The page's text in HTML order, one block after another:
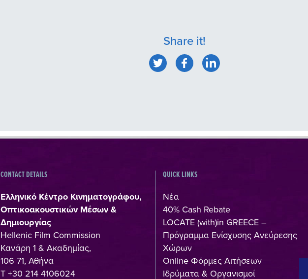
Share it!
CONTACT DETAILS
Ελληνικό Κέντρο Κινηματογράφου,
Οπτικοακουστικών Μέσων &
Δημιουργίας
Hellenic Film Commission
Κανάρη 1 & Ακαδημίας,
106 71, Αθήνα
T +30 214 4106024
QUICK LINKS
Νέα
40% Cash Rebate
LOCATE (with)in GREECE –
Πρόγραμμα Ενίσχυσης Ανεύρεσης
Χώρων
Online Φόρμες Αιτήσεων
Ιδρύματα & Οργανισμοί